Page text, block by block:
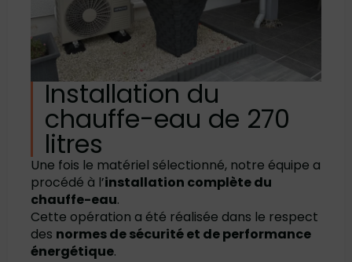
Installation du
chauffe-eau de 270
litres
Une fois le matériel sélectionné, notre équipe a
procédé à l’installation complète du
chauffe-eau.
Cette opération a été réalisée dans le respect
des normes de sécurité et de performance
énergétique.